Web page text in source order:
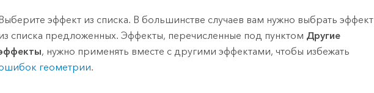
эффект из списка. В большинстве случаев вам нужно выбрать эффект
списка предложенных. Эффекты, перечисленные под пунктом Другие
, нужно применять вместе с другими эффектами, чтобы избежать
геометрии.